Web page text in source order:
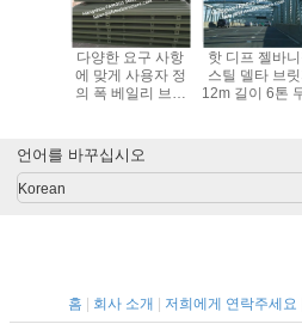
다양한 요구 사항
에 맞게 사용자 정
의 폭 베일리 브리
핫 디프 젤바
스틸 델타 브릿
12m 길이 6톤
언어를 바꾸십시오
Korean
홈 회사 소개 저희에게 연락주세요